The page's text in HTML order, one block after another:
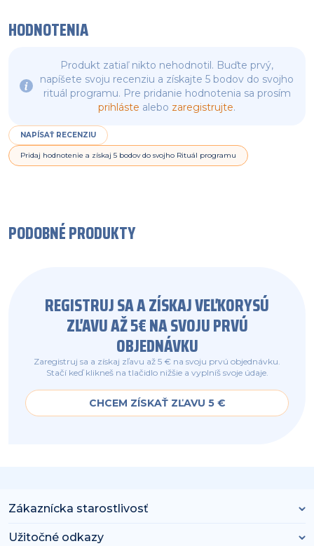
HODNOTENIA
Produkt zatiaľ nikto nehodnotil. Buďte prvý,
napíšete svoju recenziu a získajte 5 bodov do svojho
rituál programu. Pre pridanie hodnotenia sa prosím
prihláste alebo zaregistrujte.
NAPÍSAŤ RECENZIU
Pridaj hodnotenie a získaj 5 bodov do svojho Rituál programu
PODOBNÉ PRODUKTY
REGISTRUJ SA A ZÍSKAJ VEĽKORYSÚ
ZĽAVU AŽ 5€ NA SVOJU PRVÚ
OBJEDNÁVKU
Zaregistruj sa a získaj zľavu až 5 € na svoju prvú objednávku.
Stačí keď klikneš na tlačidlo nižšie a vyplníš svoje údaje.
CHCEM ZÍSKAŤ ZĽAVU 5 €
Zákaznícka starostlivosť
Užitočné odkazy